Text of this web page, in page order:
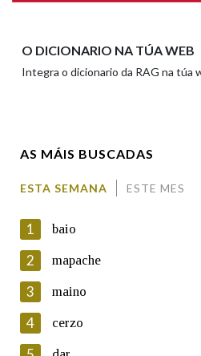
En cumprimento da normativa
Protección de Datos de Carácter
Galega informa a aqueles usuarios
electrónico, así como calquera outra
O DICIONARIO NA TÚA WEB
Integra o dicionario da RAG na túa
AS MÁIS BUSCADAS
ESTA SEMANA ESTE MES
1 baio
2 mapache
3 maino
4 cerzo